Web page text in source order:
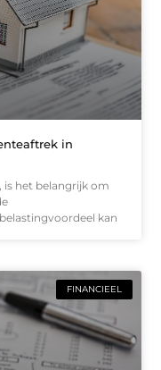
in
is het belangrijk om
kan
FINANCIEEL